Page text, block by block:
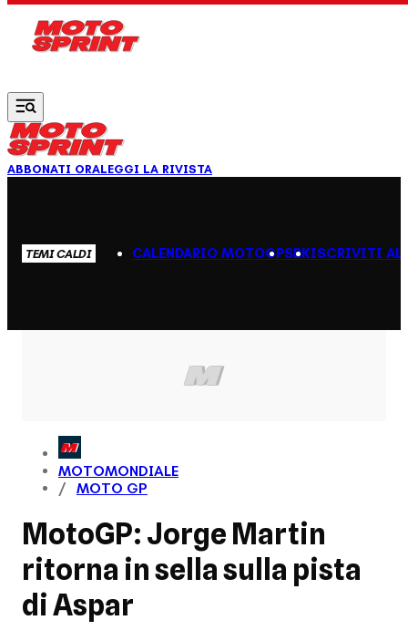
ABBONATI ORALEGGI LA RIVISTA
TEMI CALDI CALENDARIO MOTOGPSBKISCRIVITI AL
MOTOMONDIALE
MOTO GP
MotoGP: Jorge Martin
ritorna in sella sulla pista
di Aspar